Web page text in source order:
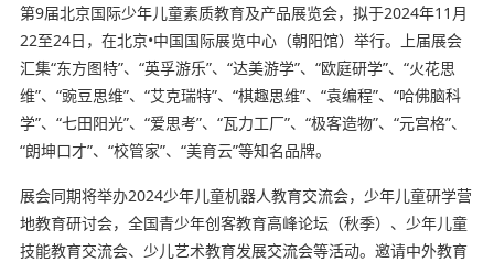
第9届北京国际少年儿童素质教育及产品展览会，拟于2024年11月
22至24日，在北京•中国国际展览中心（朝阳馆）举行。上届展会
汇集“东方图特”、“英孚游乐”、“达美游学”、“欧庭研学”、“火花思
维”、“豌豆思维”、“艾克瑞特”、“棋趣思维”、“袁编程”、“哈佛脑科
学”、“七田阳光”、“爱思考”、“瓦力工厂”、“极客造物”、“元宫格”、
“朗坤口才”、“校管家”、“美育云”等知名品牌。
展会同期将举办2024少年儿童机器人教育交流会，少年儿童研学营
地教育研讨会，全国青少年创客教育高峰论坛（秋季）、少年儿童
技能教育交流会、少儿艺术教育发展交流会等活动。邀请中外教育